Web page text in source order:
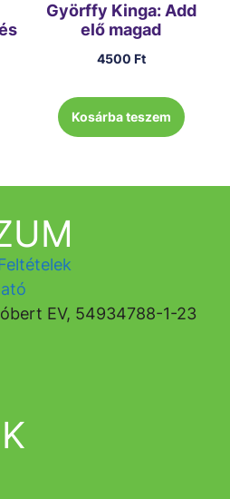
Györffy Kinga: Add
elő magad
4500 Ft
Kosárba teszem
EV, 54934788-1-23